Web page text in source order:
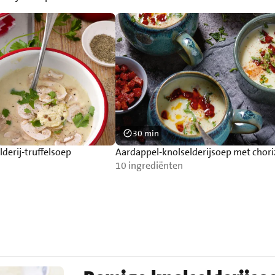
truffelsoep
Aardappel-knolselderijsoep met
10 ingrediënten
30 min